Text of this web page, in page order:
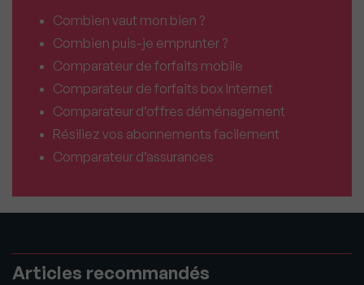
Combien vaut mon bien ?
Combien puis-je emprunter ?
Comparateur de forfaits mobile
Comparateur de forfaits box Internet
Comparateur d’offres déménagement
Résiliez vos abonnements facilement
Comparateur d’assurances
Articles recommandés